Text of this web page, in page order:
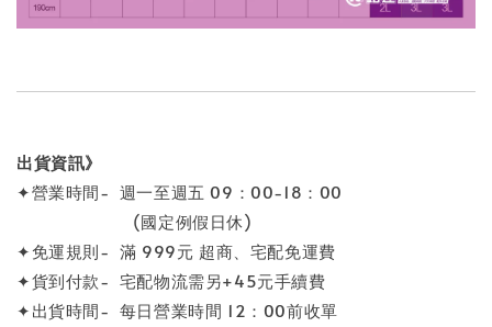
出貨資訊》
✦營業時間- 週一至週五 09：00-18：00
(國定例假日休)
✦免運規則- 滿 999元 超商、宅配免運費
✦貨到付款- 宅配物流需另+45元手續費
✦出貨時間- 每日營業時間 12：00前收單